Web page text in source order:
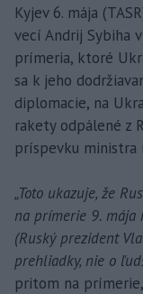
Kyjev 6. mája
vecí Andrij Sybiha
prímeria, ktoré
sa k jeho
diplomacie, na
rakety odpálené z
príspevku ministra
„Toto ukazuje, že
na prímerie 9. mája
(Ruský prezident
prehliadky, nie o
pritom na